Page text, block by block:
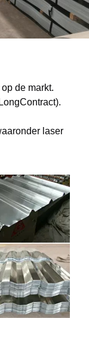
de markt.
laser